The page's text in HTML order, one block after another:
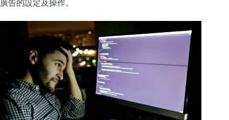
廣告的設定及操作。